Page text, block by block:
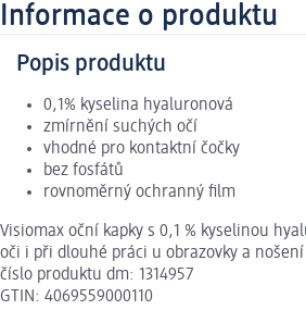
Informace o produktu
Popis produktu
0,1% kyselina hyaluronová
zmírnění suchých očí
vhodné pro kontaktní čočky
bez fosfátů
rovnoměrný ochranný film
Visiomax oční kapky s 0,1 % kyselinou
oči i při dlouhé práci u obrazovky a
číslo produktu dm: 1314957
GTIN: 4069559000110